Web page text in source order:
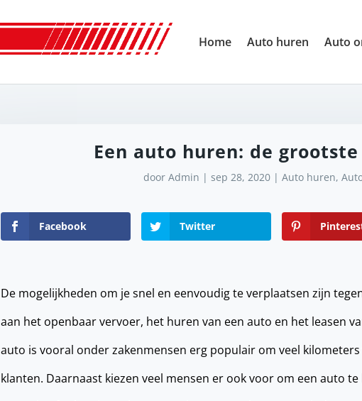
Home Auto huren Auto
Een auto huren: de
doorAdmin |sep 28, 2020 |Auto huren,
Facebook Twitter
De mogelijkheden om je snel en eenvoudig te verplaatsen zijn
aan het openbaar vervoer, het huren van een auto en het leasen
auto is vooral onder zakenmensen erg populair om veel
klanten. Daarnaast kiezen veel mensen er ook voor om een auto